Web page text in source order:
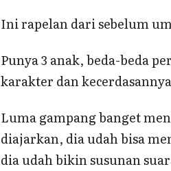
Ini rapelan dari sebelum
Punya 3 anak, beda-beda
karakter dan
Luma gampang banget
diajarkan, dia udah bisa
dia udah bikin susunan